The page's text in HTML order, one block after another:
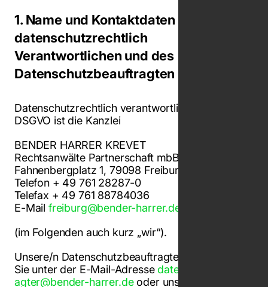
1. Name und Kontaktdaten des
datenschutzrechtlich
Verantwortlichen und des
Datenschutzbeauftragten
Datenschutzrechtlich verantwortlich im Sinne der
DSGVO ist die Kanzlei
BENDER HARRER KREVET
Rechtsanwälte Partnerschaft mbB
Fahnenbergplatz 1, 79098 Freiburg
Telefon + 49 761 28287-0
Telefax + 49 761 88784036
E-Mail freiburg@bender-harrer.de
(im Folgenden auch kurz „wir“).
Unsere/n Datenschutzbeauftragte/n erreichen
Sie unter der E-Mail-Adressedatenschutzbeauftr
agter@bender-harrer.deoder unserer oben